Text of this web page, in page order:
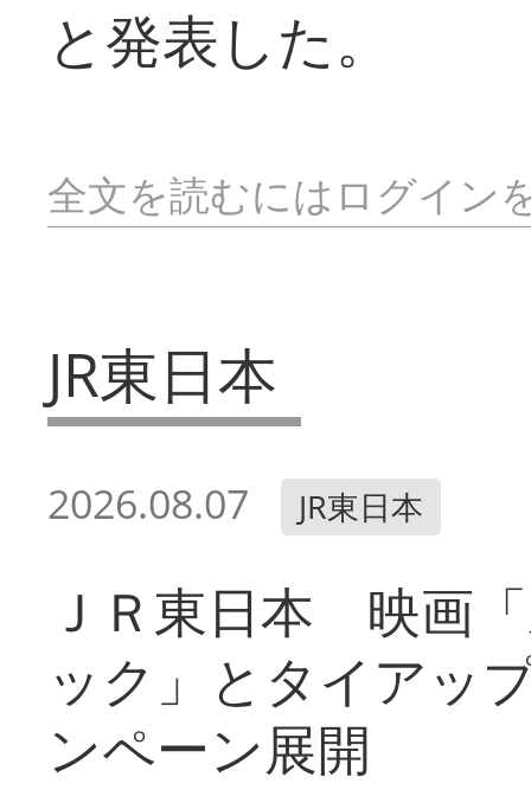
と発表した。
全文を読むにはログイン
JR東日本
2026.08.07 JR東日本
ＪＲ東日本 映画
ック」とタイアッ
ンペーン展開